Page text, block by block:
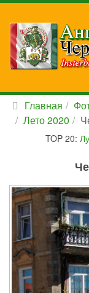
Главная
Лето 2020
TOP 20: